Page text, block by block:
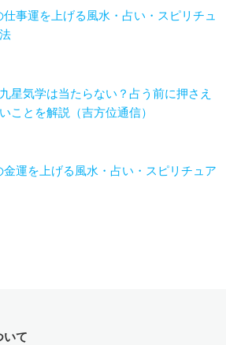
事運を上げる風水・占い・スピリチュ
星気学は当たらない？占う前に押さえ
ことを解説（吉方位通信）
運を上げる風水・占い・スピリチュア
て